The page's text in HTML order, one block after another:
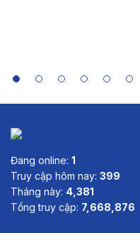
Nam
Đang online: 1
Truy cập hôm nay: 399
Tháng này: 4,381
Tổng truy cập: 7,668,876